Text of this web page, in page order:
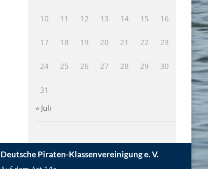
10 11 12 13 14 15 16
17 18 19 20 21 22 23
24 25 26 27 28 29 30
31
« Juli
Deutsche Piraten-Klassenvereinigung e. V.